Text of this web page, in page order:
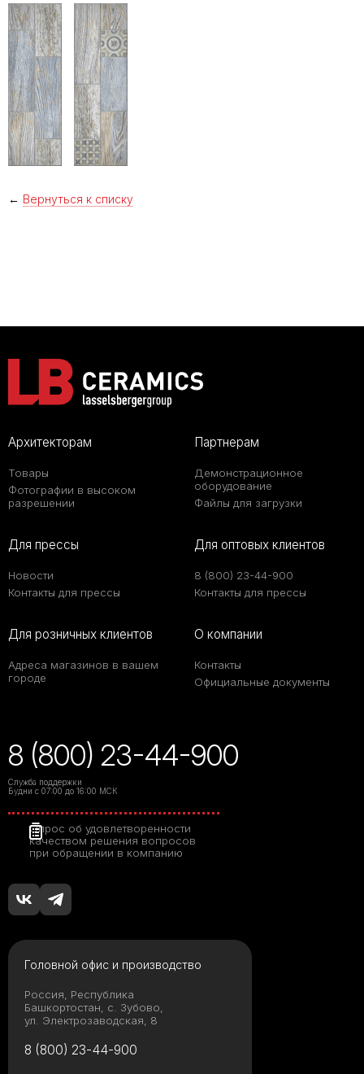
← Вернуться к списку
Архитекторам
Товары
Фотографии в высоком
разрешении
Партнерам
Демонстрационное
оборудование
Файлы для загрузки
Для прессы
Новости
Контакты для прессы
Для оптовых клиентов
8 (800) 23-44-900
Контакты для прессы
Для розничных клиентов
Адреса магазинов в вашем
городе
О компании
Контакты
Официальные документы
8 (800) 23-44-900
Служба поддержки
Будни с 07:00 до 16:00 МСК
Опрос об удовлетворенности
качеством решения вопросов
при обращении в компанию
Головной офис и производство
Россия, Республика
Башкортостан, с. Зубово,
ул. Электрозаводская, 8
8 (800) 23-44-900